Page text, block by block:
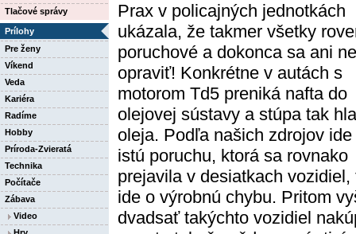
Tlačové správy
Prílohy
Pre ženy
Víkend
Veda
Kariéra
Radíme
Hobby
Príroda-Zvieratá
Technika
Počítače
Zábava
Video
Prax v policajných jednotkách
ukázala, že takmer všetky
poruchové a dokonca sa ani
opraviť! Konkrétne v autách s
motorom Td5 preniká nafta do
olejovej sústavy a stúpa tak
oleja. Podľa našich zdrojov ide
istú poruchu, ktorá sa rovnako
prejavila v desiatkach vozidiel,
ide o výrobnú chybu. Pritom
dvadsať takýchto vozidiel